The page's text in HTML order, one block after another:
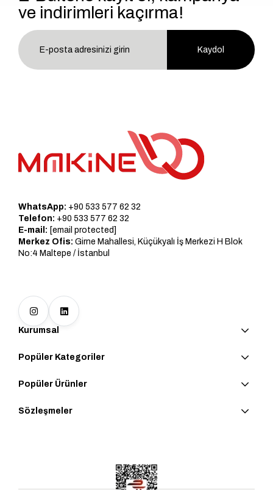
ve indirimleri kaçırma!
Kaydol
WhatsApp: +90 533 577 62 32
Telefon: +90 533 577 62 32
E-mail: [email protected]
Merkez Ofis: Girne Mahallesi, Küçükyalı İş Merkezi H Blok
No:4 Maltepe / İstanbul
Kurumsal
Popüler Kategoriler
Popüler Ürünler
Sözleşmeler